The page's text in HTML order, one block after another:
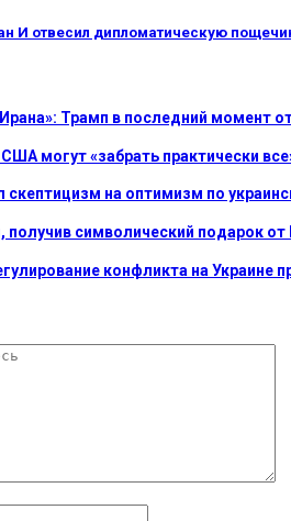
И отвесил дипломатическую
Трамп в последний момент
могут «забрать практически
скептицизм на оптимизм по
получив символический подарок от
конфликта на Украине